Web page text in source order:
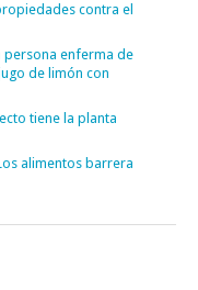
contra el
persona enferma de
de limón con
tiene la planta
alimentos barrera